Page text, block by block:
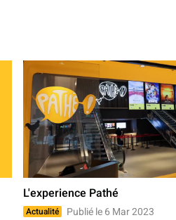
L'experience Pathé
Actualité Publié le 6 Mar 2023